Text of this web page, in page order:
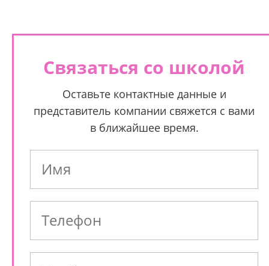
Связаться со школой
Оставьте контактные данные и
представитель компании свяжется с вами
в ближайшее время.